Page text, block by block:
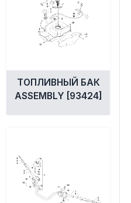
ТОПЛИВНЫЙ БАК
ASSEMBLY [93424]